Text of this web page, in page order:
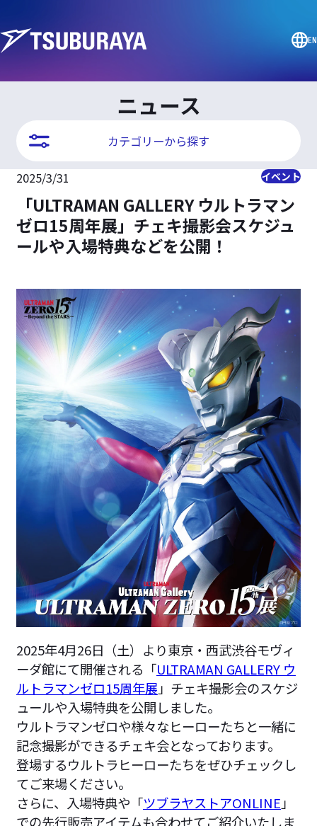
EN
ニュース
カテゴリーから探す
2025/3/31 イベント
「ULTRAMAN GALLERY ウルトラマン
ゼロ15周年展」チェキ撮影会スケジュ
ールや入場特典などを公開！
2025年4月26日（土）より東京・西武渋谷モヴィ
ーダ館にて開催される「ULTRAMAN GALLERY ウ
ルトラマンゼロ15周年展 」チェキ撮影会のスケジ
ュールや入場特典を公開しました。
ウルトラマンゼロや様々なヒーローたちと一緒に
記念撮影ができるチェキ会となっております。
登場するウルトラヒーローたちをぜひチェックし
てご来場ください。
さらに、入場特典や「ツブラヤストアONLINE 」
での先行販売アイテムも合わせてご紹介いたしま